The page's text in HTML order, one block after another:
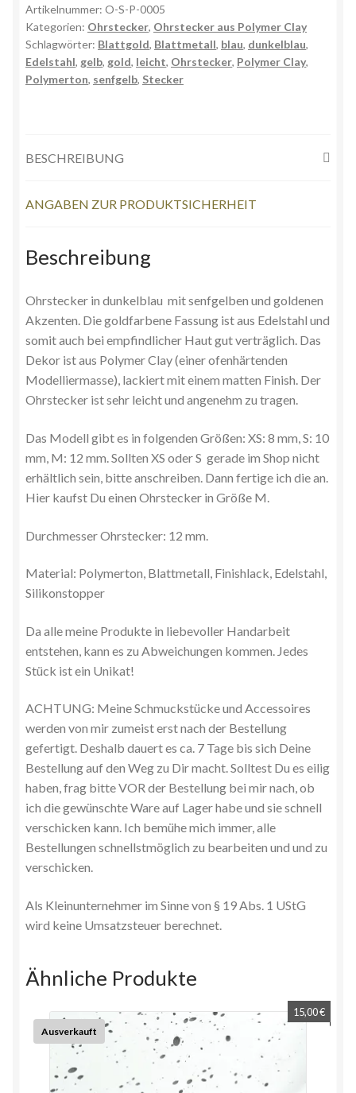
Artikelnummer: O-S-P-0005
Kategorien: Ohrstecker, Ohrstecker aus Polymer Clay
Schlagwörter: Blattgold, Blattmetall, blau, dunkelblau,
Edelstahl, gelb, gold, leicht, Ohrstecker, Polymer Clay,
Polymerton, senfgelb, Stecker
BESCHREIBUNG
ANGABEN ZUR PRODUKTSICHERHEIT
Beschreibung
Ohrstecker in dunkelblau mit senfgelben und goldenen
Akzenten. Die goldfarbene Fassung ist aus Edelstahl und
somit auch bei empfindlicher Haut gut verträglich. Das
Dekor ist aus Polymer Clay (einer ofenhärtenden
Modelliermasse), lackiert mit einem matten Finish. Der
Ohrstecker ist sehr leicht und angenehm zu tragen.
Das Modell gibt es in folgenden Größen: XS: 8 mm, S: 10
mm, M: 12 mm. Sollten XS oder S gerade im Shop nicht
erhältlich sein, bitte anschreiben. Dann fertige ich die an.
Hier kaufst Du einen Ohrstecker in Größe M.
Durchmesser Ohrstecker: 12 mm.
Material: Polymerton, Blattmetall, Finishlack, Edelstahl,
Silikonstopper
Da alle meine Produkte in liebevoller Handarbeit
entstehen, kann es zu Abweichungen kommen. Jedes
Stück ist ein Unikat!
ACHTUNG: Meine Schmuckstücke und Accessoires
werden von mir zumeist erst nach der Bestellung
gefertigt. Deshalb dauert es ca. 7 Tage bis sich Deine
Bestellung auf den Weg zu Dir macht. Solltest Du es eilig
haben, frag bitte VOR der Bestellung bei mir nach, ob
ich die gewünschte Ware auf Lager habe und sie schnell
verschicken kann. Ich bemühe mich immer, alle
Bestellungen schnellstmöglich zu bearbeiten und und zu
verschicken.
Als Kleinunternehmer im Sinne von § 19 Abs. 1 UStG
wird keine Umsatzsteuer berechnet.
Ähnliche Produkte
Ausverkauft
15,00€